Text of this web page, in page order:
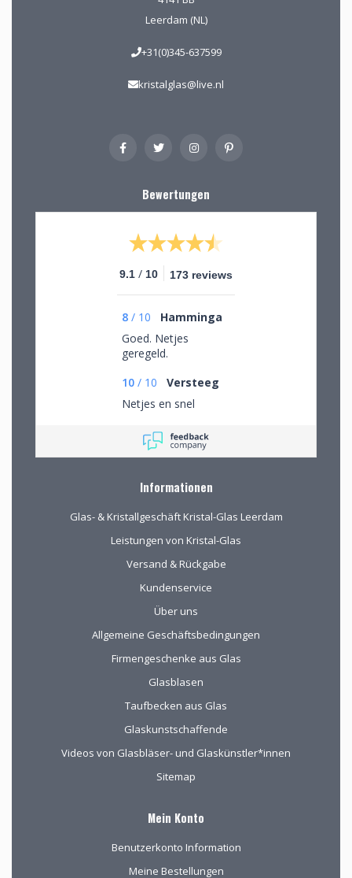
Leerdam (NL)
+31(0)345-637599
kristalglas@live.nl
Bewertungen
9.1 / 10 173 reviews
8 / 10
Hamminga
Goed. Netjes
geregeld.
10 / 10
Versteeg
Netjes en snel
Informationen
Glas- & Kristallgeschäft Kristal-Glas Leerdam
Leistungen von Kristal-Glas
Versand & Rückgabe
Kundenservice
Über uns
Allgemeine Geschäftsbedingungen
Firmengeschenke aus Glas
Glasblasen
Taufbecken aus Glas
Glaskunstschaffende
Videos von Glasbläser- und Glaskünstler*innen
Sitemap
Mein Konto
Benutzerkonto Information
Meine Bestellungen